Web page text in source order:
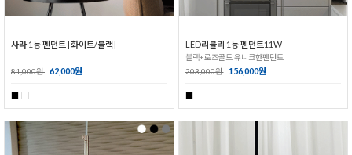
사라 1등 펜던트 [화이트/블랙]
81,000원 62,000원
LED리블리 1등 펜던트11W
블랙+로즈골드 유니크한펜던트
203,000원 156,000원